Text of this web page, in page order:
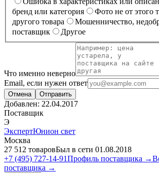
бренд или категория
Фото не от этого
другого товара
Мошенничество,
поставщик
Другое
Что именно неверно
Email, если нужен ответ
Отмена Отправить
Добавлен: 22.04.2017
Поставщик
Э
ЭкспертЮнион свет
Москва
27 512 товаровБыл в сети 01.08.2018
+7 (495) 727-14-91Профиль поставщика →
поставщика →